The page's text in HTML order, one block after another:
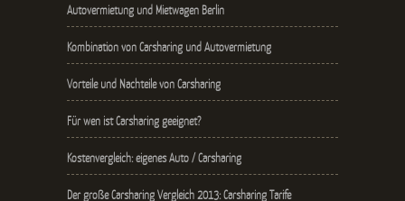
Autovermietung und Mietwagen Berlin
Kombination von Carsharing und Autovermietung
Vorteile und Nachteile von Carsharing
Für wen ist Carsharing geeignet?
Kostenvergleich: eigenes Auto / Carsharing
Der große Carsharing Vergleich 2013: Carsharing Tarife